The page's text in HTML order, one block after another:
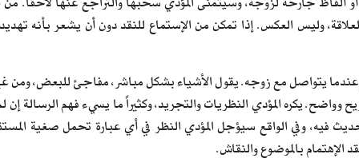
وليس العكس. إذا تمكن من الإستماع للنقد دون أن يشعر بأنه
يتواصل مع زوجه. يقول الأشياء بشكل مباشر، مفاجئ للبعض،
يكره المؤدي النظريات والتجريد، وكثيراً ما يسيء فهم الرسالة إن
فيه، وفي الواقع سيؤجل المؤدي النظر في أي عبارة تحمل صغية
الإهتمام بالموضوع والنقاش.